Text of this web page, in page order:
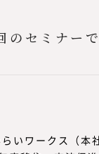
のセミナー
いワークス（本